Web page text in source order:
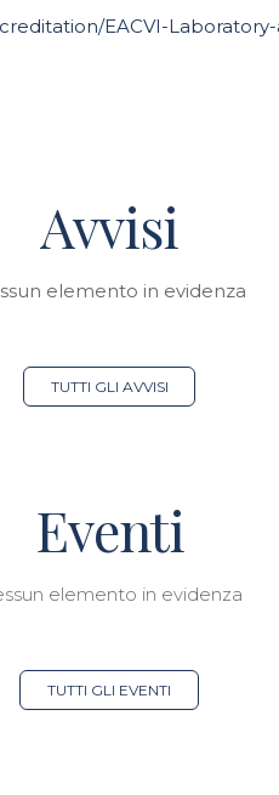
EACVI-
Avvisi
elemento in evidenza
TUTTI GLI AVVISI
Eventi
elemento in evidenza
TUTTI GLI EVENTI